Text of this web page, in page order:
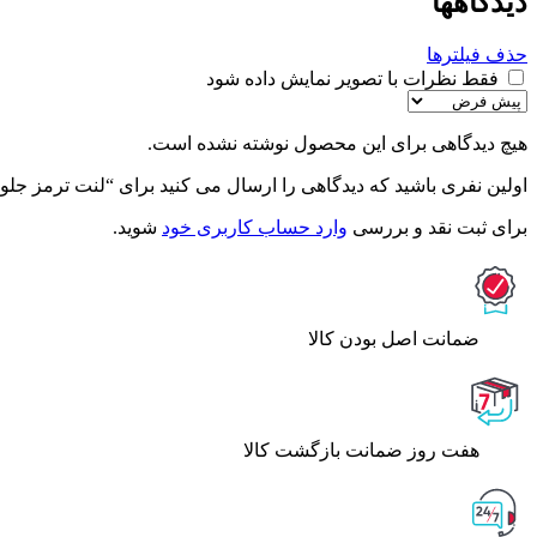
حذف فیلترها
فقط نظرات با تصویر نمایش داده شود
هیچ دیدگاهی برای این محصول نوشته نشده است.
اولین نفری باشید که دیدگاهی را ارسال می کنید برای “لنت ترمز جلو پژو 206 تیپ 5 مدل 93 به پایین –
برای ثبت نقد و بررسی وارد حساب کاربری خود شوید.
ﺿﻤﺎﻧﺖ اﺻﻞ ﺑﻮدن ﮐﺎﻟﺎ
هفت روز ضمانت بازگشت کالا